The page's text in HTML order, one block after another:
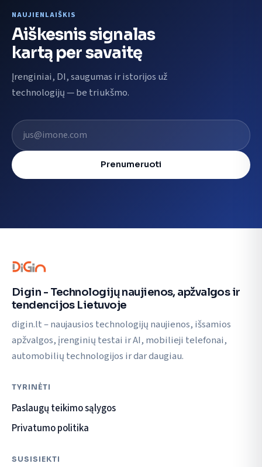
NAUJIENLAIŠKIS
Aiškesnis signalas
kartą per savaitę
Įrenginiai, DI, saugumas ir istorijos už
technologijų — be triukšmo.
El. pašto adresas
Prenumeruoti
Digin - Technologijų naujienos, apžvalgos ir
tendencijos Lietuvoje
digin.lt – naujausios technologijų naujienos, išsamios
apžvalgos, įrenginių testai ir AI, mobilieji telefonai,
automobilių technologijos ir dar daugiau.
TYRINĖTI
Paslaugų teikimo sąlygos
Privatumo politika
SUSISIEKTI